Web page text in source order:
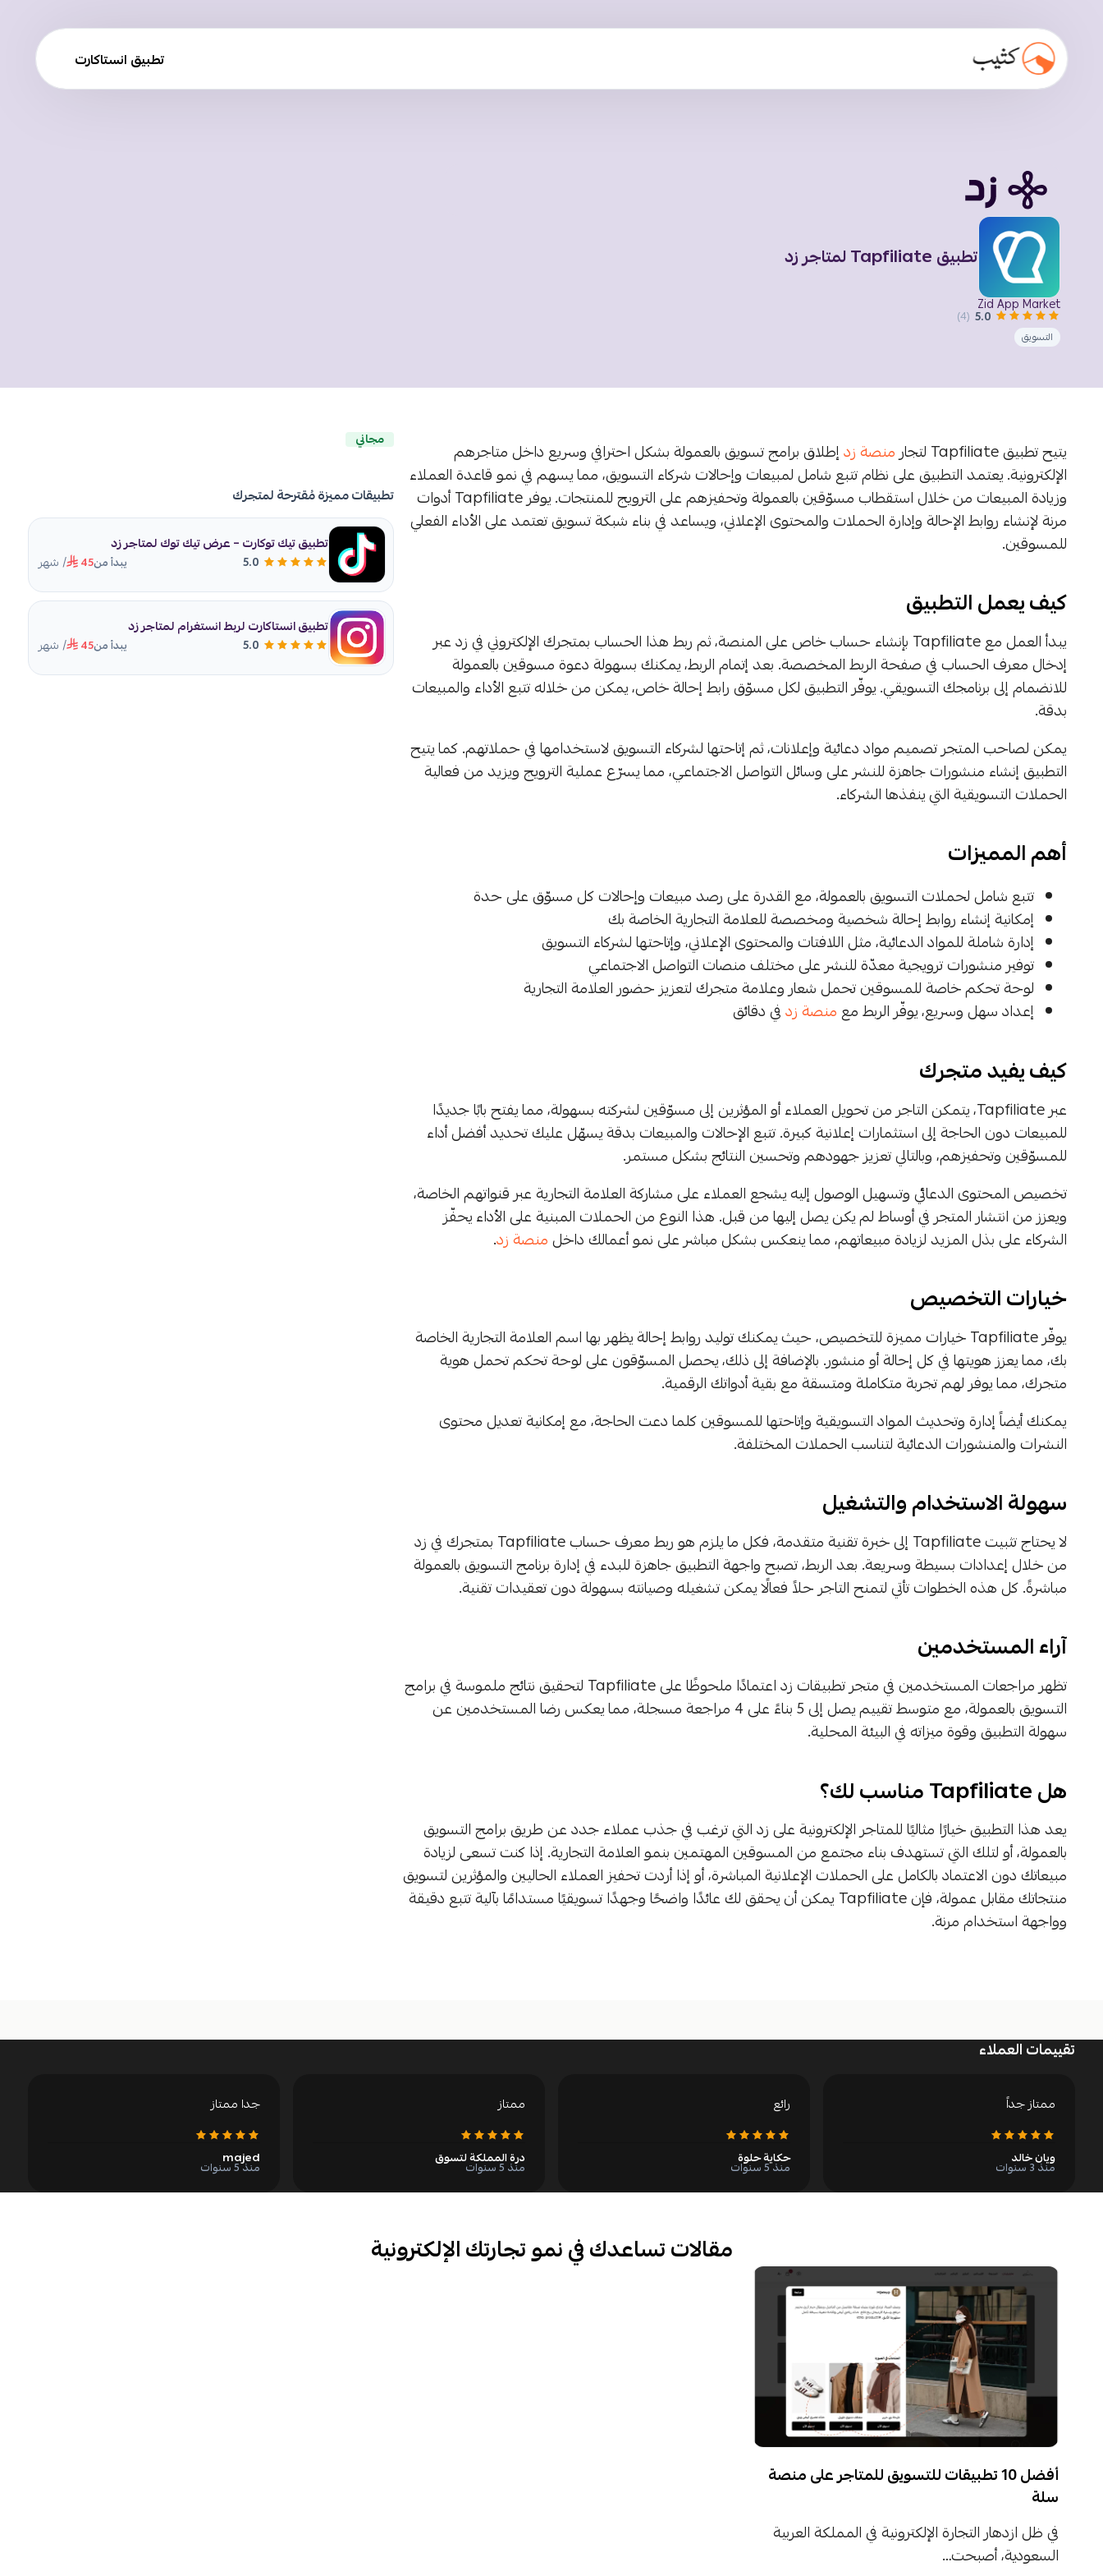
تطبيق انستاكارت
تطبيق Tapfiliate لمتاجر زد
Zid App Market
5.0
(4)
التسويق
مجاني
تطبيقات مميزة مُقترحة لمتجرك
تطبيق تيك توكارت – عرض تيك توك لمتاجر زد
5.0 يبدأ من45 / شهر
تطبيق انستاكارت لربط انستغرام لمتاجر زد
5.0 يبدأ من45 / شهر
يتيح تطبيق Tapfiliate لتجار منصة زدإطلاق برامج تسويق بالعمولة بشكل احترافي وسريع داخل متاجرهم
الإلكترونية. يعتمد التطبيق على نظام تتبع شامل لمبيعات وإحالات شركاء التسويق، مما يسهم في نمو قاعدة العملاء
وزيادة المبيعات من خلال استقطاب مسوّقين بالعمولة وتحفيزهم على الترويج للمنتجات. يوفر Tapfiliate أدوات
مرنة لإنشاء روابط الإحالة وإدارة الحملات والمحتوى الإعلاني، ويساعد في بناء شبكة تسويق تعتمد على الأداء الفعلي
للمسوقين.
كيف يعمل التطبيق
يبدأ العمل مع Tapfiliate بإنشاء حساب خاص على المنصة، ثم ربط هذا الحساب بمتجرك الإلكتروني في زد عبر
إدخال معرف الحساب في صفحة الربط المخصصة. بعد إتمام الربط، يمكنك بسهولة دعوة مسوقين بالعمولة
للانضمام إلى برنامجك التسويقي. يوفّر التطبيق لكل مسوّق رابط إحالة خاص، يمكن من خلاله تتبع الأداء والمبيعات
بدقة.
يمكن لصاحب المتجر تصميم مواد دعائية وإعلانات، ثم إتاحتها لشركاء التسويق لاستخدامها في حملاتهم. كما يتيح
التطبيق إنشاء منشورات جاهزة للنشر على وسائل التواصل الاجتماعي، مما يسرّع عملية الترويج ويزيد من فعالية
الحملات التسويقية التي ينفذها الشركاء.
أهم المميزات
تتبع شامل لحملات التسويق بالعمولة، مع القدرة على رصد مبيعات وإحالات كل مسوّق على حدة
إمكانية إنشاء روابط إحالة شخصية ومخصصة للعلامة التجارية الخاصة بك
إدارة شاملة للمواد الدعائية، مثل اللافتات والمحتوى الإعلاني، وإتاحتها لشركاء التسويق
توفير منشورات ترويجية معدّة للنشر على مختلف منصات التواصل الاجتماعي
لوحة تحكم خاصة للمسوقين تحمل شعار وعلامة متجرك لتعزيز حضور العلامة التجارية
إعداد سهل وسريع، يوفّر الربط معمنصة زدفي دقائق
كيف يفيد متجرك
عبر Tapfiliate، يتمكن التاجر من تحويل العملاء أو المؤثرين إلى مسوّقين لشركته بسهولة، مما يفتح بابًا جديدًا
للمبيعات دون الحاجة إلى استثمارات إعلانية كبيرة. تتبع الإحالات والمبيعات بدقة يسهّل عليك تحديد أفضل أداء
للمسوّقين وتحفيزهم، وبالتالي تعزيز جهودهم وتحسين النتائج بشكل مستمر.
تخصيص المحتوى الدعائي وتسهيل الوصول إليه يشجع العملاء على مشاركة العلامة التجارية عبر قنواتهم الخاصة،
ويعزز من انتشار المتجر في أوساط لم يكن يصل إليها من قبل. هذا النوع من الحملات المبنية على الأداء يحفّز
الشركاء على بذل المزيد لزيادة مبيعاتهم، مما ينعكس بشكل مباشر على نمو أعمالك داخلمنصة زد.
خيارات التخصيص
يوفّر Tapfiliate خيارات مميزة للتخصيص، حيث يمكنك توليد روابط إحالة يظهر بها اسم العلامة التجارية الخاصة
بك، مما يعزز هويتها في كل إحالة أو منشور. بالإضافة إلى ذلك، يحصل المسوّقون على لوحة تحكم تحمل هوية
متجرك، مما يوفر لهم تجربة متكاملة ومتسقة مع بقية أدواتك الرقمية.
يمكنك أيضاً إدارة وتحديث المواد التسويقية وإتاحتها للمسوقين كلما دعت الحاجة، مع إمكانية تعديل محتوى
النشرات والمنشورات الدعائية لتناسب الحملات المختلفة.
سهولة الاستخدام والتشغيل
لا يحتاج تثبيت Tapfiliate إلى خبرة تقنية متقدمة، فكل ما يلزم هو ربط معرف حساب Tapfiliate بمتجرك في زد
من خلال إعدادات بسيطة وسريعة. بعد الربط، تصبح واجهة التطبيق جاهزة للبدء في إدارة برنامج التسويق بالعمولة
مباشرةً. كل هذه الخطوات تأتي لتمنح التاجر حلاً فعالًا يمكن تشغيله وصيانته بسهولة دون تعقيدات تقنية.
آراء المستخدمين
تظهر مراجعات المستخدمين في متجر تطبيقات زد اعتمادًا ملحوظًا على Tapfiliate لتحقيق نتائج ملموسة في برامج
التسويق بالعمولة، مع متوسط تقييم يصل إلى 5 بناءً على 4 مراجعة مسجلة، مما يعكس رضا المستخدمين عن
سهولة التطبيق وقوة ميزاته في البيئة المحلية.
هل Tapfiliate مناسب لك؟
يعد هذا التطبيق خيارًا مثاليًا للمتاجر الإلكترونية على زد التي ترغب في جذب عملاء جدد عن طريق برامج التسويق
بالعمولة، أو لتلك التي تستهدف بناء مجتمع من المسوقين المهتمين بنمو العلامة التجارية. إذا كنت تسعى لزيادة
مبيعاتك دون الاعتماد بالكامل على الحملات الإعلانية المباشرة، أو إذا أردت تحفيز العملاء الحاليين والمؤثرين لتسويق
منتجاتك مقابل عمولة، فإن Tapfiliate يمكن أن يحقق لك عائدًا واضحًا وجهدًا تسويقيًا مستدامًا بآلية تتبع دقيقة
وواجهة استخدام مرنة.
تقييمات العملاء
ممتاز جداً
ويان خالد
منذ 3 سنوات
رائع
حكاية حلوة
منذ 5 سنوات
ممتاز
درة المملكة لتسوق
منذ 5 سنوات
جدا ممتاز
majed
منذ 5 سنوات
مقالات تساعدك في نمو تجارتك الإلكترونية
أفضل 10 تطبيقات للتسويق للمتاجر على منصة
سلة
في ظل ازدهار التجارة الإلكترونية في المملكة العربية
السعودية، أصبحت…